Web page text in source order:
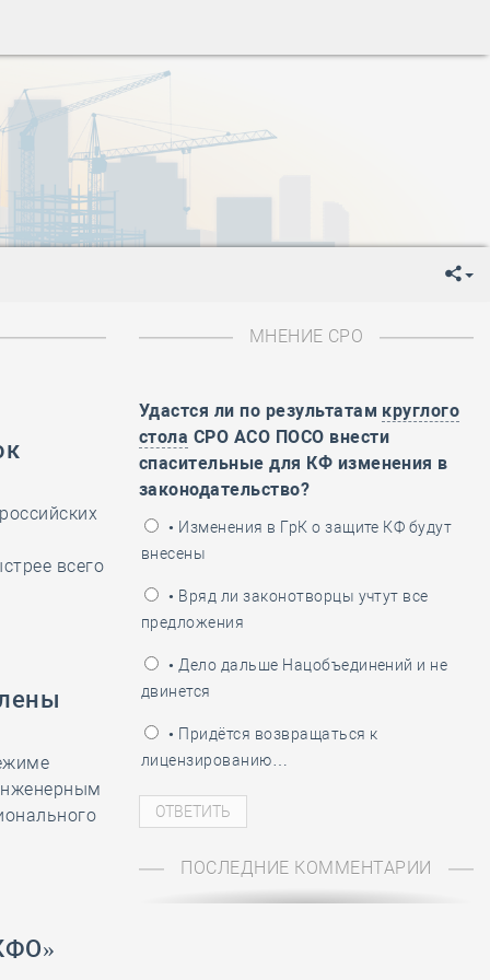
День Государственного флага Российской Федерации
-День знаний
День сотрудника органов внутренних дел РФ
День полного освобождения Ленинграда от фашистской
Весны и Труда
Победы!
День Государственного флага Российской Федерации
День полного освобождения Ленинграда от фашистской
Весны и Труда
пограничника
всего
МНЕНИЕ СРО
Удастся ли по результатам круглого
стола СРО АСО ПОСО внести
спасительные для КФ изменения в
законодательство?
• Изменения в ГрК о защите КФ будут
внесены
• Вряд ли законотворцы учтут все
предложения
• Дело дальше Нацобъединений и не
двинется
• Придётся возвращаться к
лицензированию…
ПОСЛЕДНИЕ КОММЕНТАРИИ